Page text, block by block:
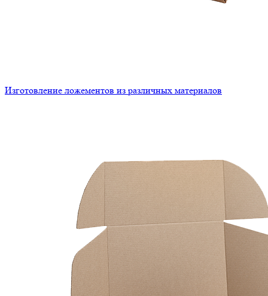
Изготовление ложементов из различных материалов